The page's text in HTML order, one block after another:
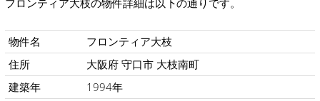
物件名
フロンティア大枝
住所
大阪府 守口市 大枝南町
建築年
1994年